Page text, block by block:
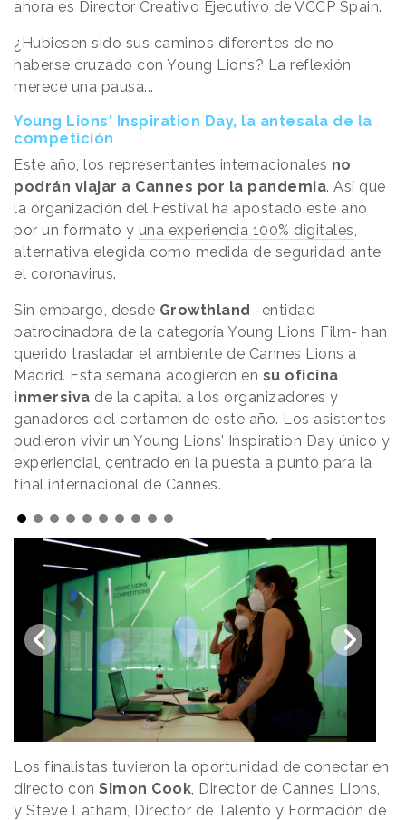
ahora es Director Creativo Ejecutivo de VCCP Spain.
¿Hubiesen sido sus caminos diferentes de no
haberse cruzado con Young Lions? La reflexión
merece una pausa...
Young Lions' Inspiration Day, la antesala de la
competición
Este año, los representantes internacionales no
podrán viajar a Cannes por la pandemia. Así que
la organización del Festival ha apostado este año
por un formato y una experiencia 100% digitales,
alternativa elegida como medida de seguridad ante
el coronavirus.
Sin embargo, desde Growthland -entidad
patrocinadora de la categoría Young Lions Film- han
querido trasladar el ambiente de Cannes Lions a
Madrid. Esta semana acogieron en su oficina
inmersiva de la capital a los organizadores y
ganadores del certamen de este año. Los asistentes
pudieron vivir un Young Lions’ Inspiration Day único y
experiencial, centrado en la puesta a punto para la
final internacional de Cannes.
Los finalistas tuvieron la oportunidad de conectar en
directo con Simon Cook, Director de Cannes Lions,
y Steve Latham, Director de Talento y Formación de